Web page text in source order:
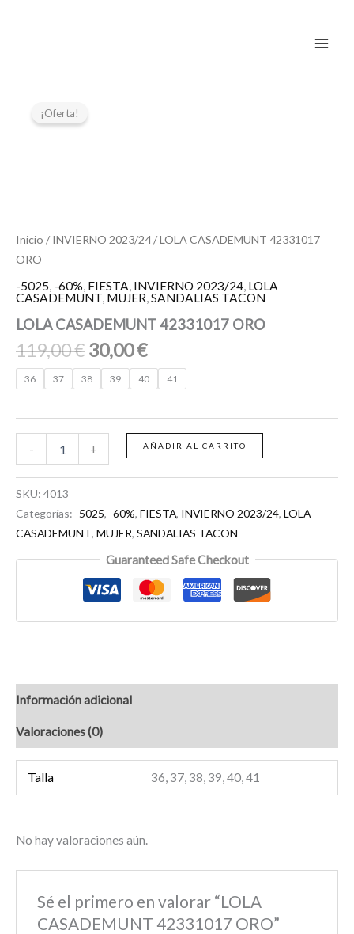
¡Oferta!
Inicio /INVIERNO 2023/24/ LOLA CASADEMUNT 42331017
ORO
-5025, -60%, FIESTA, INVIERNO 2023/24, LOLA
CASADEMUNT, MUJER,SANDALIAS TACON
LOLA CASADEMUNT 42331017 ORO
119,00€30,00€
36 37 38 39 40 41
-
CASADEMUNT
42331017
+ AÑADIR AL CARRITO
SKU: 4013
Categorías: -5025, -60%, FIESTA, INVIERNO 2023/24, LOLA
CASADEMUNT, MUJER, SANDALIAS TACON
Guaranteed Safe Checkout
Información adicional
Valoraciones (0)
Talla 36, 37, 38, 39, 40, 41
No hay valoraciones aún.
Sé el primero en valorar “LOLA
CASADEMUNT 42331017 ORO”